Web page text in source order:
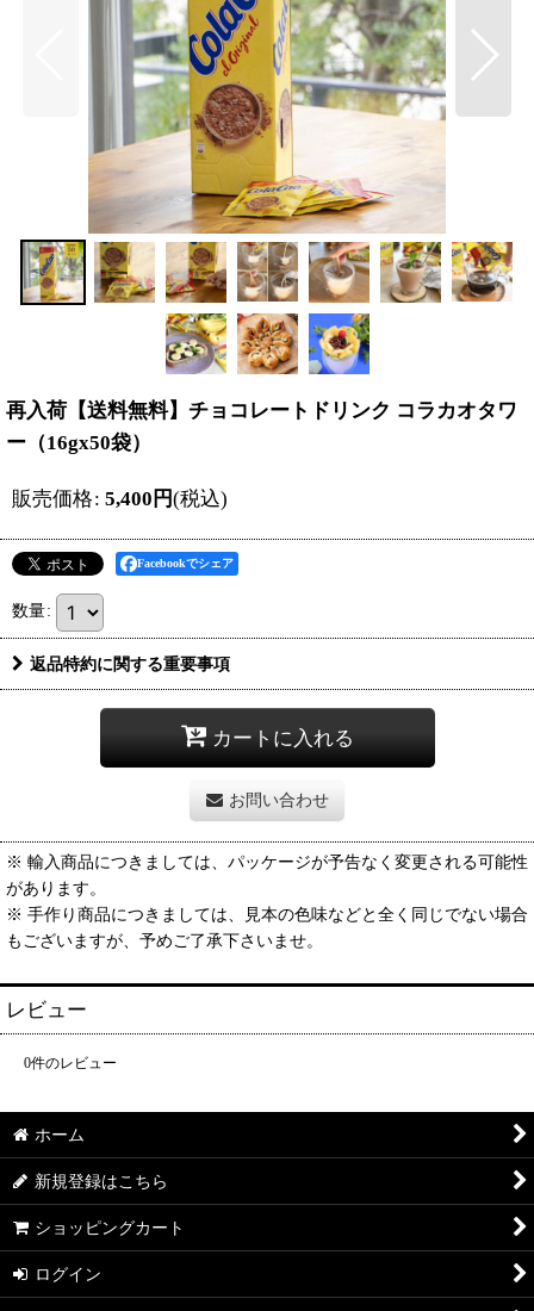
再入荷【送料無料】チョコレートドリンク コラカオタワ
ー（16gx50袋）
販売価格: 5,400 円(税込)
Facebookでシェア
数量:
返品特約に関する重要事項
カートに入れる
お問い合わせ
※ 輸入商品につきましては、パッケージが予告なく変更される可能性
があります。
※ 手作り商品につきましては、見本の色味などと全く同じでない場合
もございますが、予めご了承下さいませ。
レビュー
0件のレビュー
ホーム
新規登録はこちら
ショッピングカート
ログイン